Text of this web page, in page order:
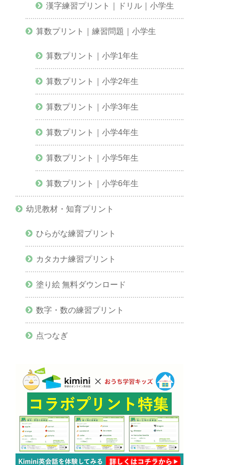
漢字練習プリント｜ドリル｜小学生
算数プリント｜練習問題｜小学生
算数プリント｜小学1年生
算数プリント｜小学2年生
算数プリント｜小学3年生
算数プリント｜小学4年生
算数プリント｜小学5年生
算数プリント｜小学6年生
幼児教材・知育プリント
ひらがな練習プリント
カタカナ練習プリント
塗り絵 無料ダウンロード
数字・数の練習プリント
点つなぎ